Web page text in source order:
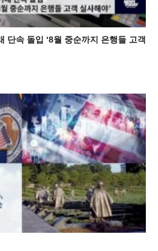
단속 돌입 ‘8월 중순까지 은행들 고객